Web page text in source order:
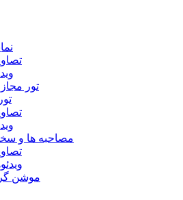
تور
مصاحبه ها و
موشن